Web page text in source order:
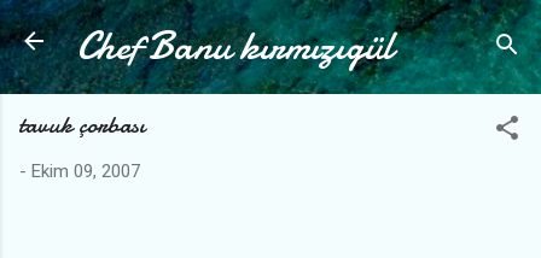
Ana içeriğe atla
Chef Banu kırmızıgül
tavuk çorbası
- Ekim 09, 2007